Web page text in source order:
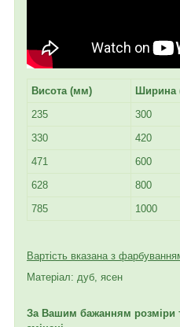
Висота (мм) Ширина
235
300
330
420
471
600
628
800
785
1000
Вартість вказана з
Матеріал: дуб, ясен
За Вашим бажанням розміри